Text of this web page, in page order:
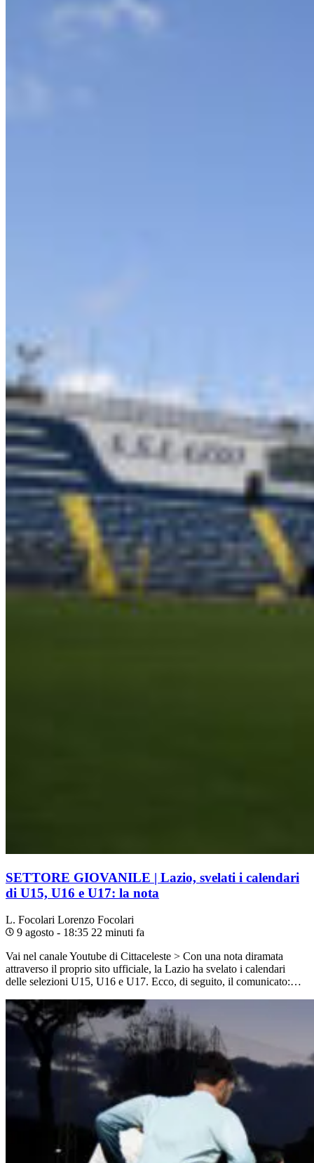
SETTORE GIOVANILE | Lazio, svelati i calendari
di U15, U16 e U17: la nota
L. Focolari Lorenzo Focolari
9 agosto - 18:35 22 minuti fa
Vai nel canale Youtube di Cittaceleste > Con una nota diramata
attraverso il proprio sito ufficiale, la Lazio ha svelato i calendari
delle selezioni U15, U16 e U17. Ecco, di seguito, il comunicato:…